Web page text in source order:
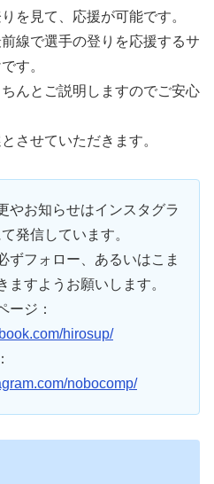
を見て、応援が可能です。
線で選手の登りを応援するサ
す。
んとご説明しますのでご安心
させていただきます。
やお知らせはインスタグラ
発信しています。
ずフォロー、あるいはこま
ますようお願いします。
ージ：
hirosup/
nobocomp/